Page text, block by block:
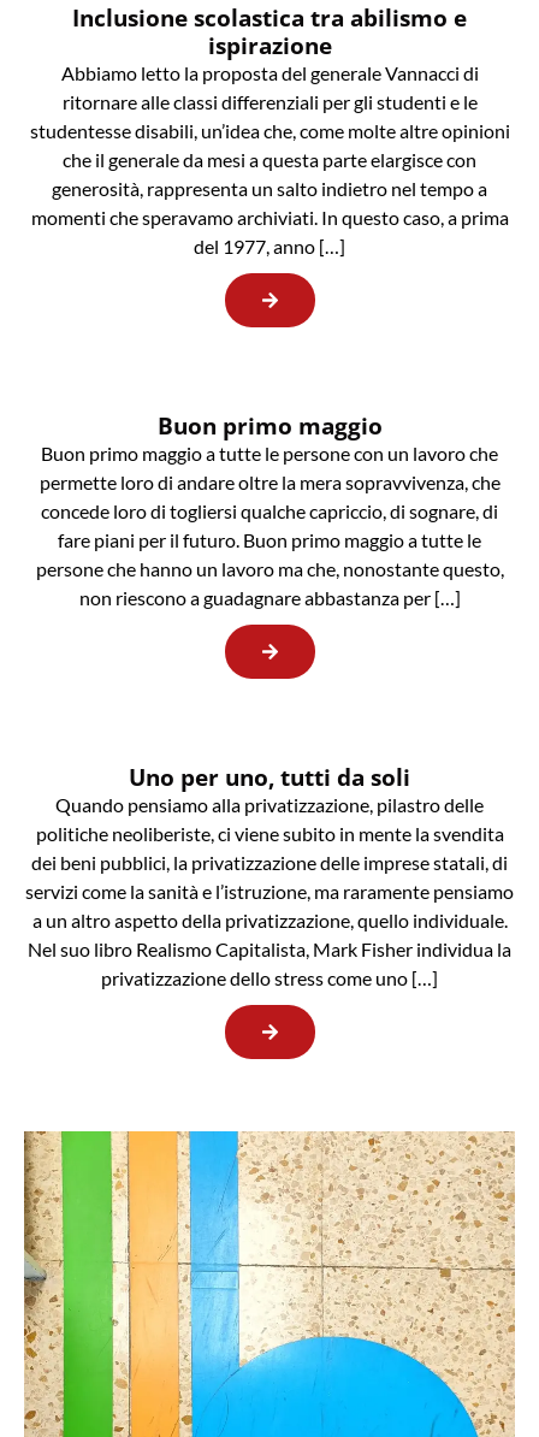
Inclusione scolastica tra abilismo e
ispirazione
Abbiamo letto la proposta del generale Vannacci di
ritornare alle classi differenziali per gli studenti e le
studentesse disabili, un’idea che, come molte altre opinioni
che il generale da mesi a questa parte elargisce con
generosità, rappresenta un salto indietro nel tempo a
momenti che speravamo archiviati. In questo caso, a prima
del 1977, anno […]
Buon primo maggio
Buon primo maggio a tutte le persone con un lavoro che
permette loro di andare oltre la mera sopravvivenza, che
concede loro di togliersi qualche capriccio, di sognare, di
fare piani per il futuro. Buon primo maggio a tutte le
persone che hanno un lavoro ma che, nonostante questo,
non riescono a guadagnare abbastanza per […]
Uno per uno, tutti da soli
Quando pensiamo alla privatizzazione, pilastro delle
politiche neoliberiste, ci viene subito in mente la svendita
dei beni pubblici, la privatizzazione delle imprese statali, di
servizi come la sanità e l’istruzione, ma raramente pensiamo
a un altro aspetto della privatizzazione, quello individuale.
Nel suo libro Realismo Capitalista, Mark Fisher individua la
privatizzazione dello stress come uno […]